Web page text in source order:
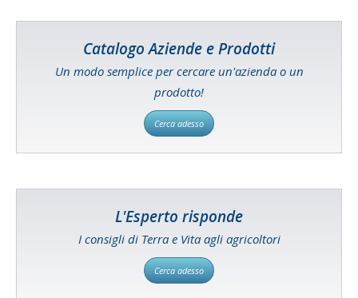
Catalogo Aziende e Prodotti
Un modo semplice per cercare un'azienda o un
prodotto!
Cerca adesso
L'Esperto risponde
I consigli di Terra e Vita agli agricoltori
Cerca adesso